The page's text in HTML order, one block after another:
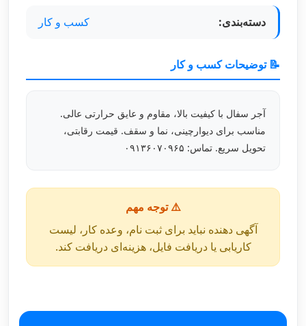
دسته‌بندی: کسب و کار
📝 توضیحات کسب و کار
آجر سفال با کیفیت بالا، مقاوم و عایق حرارتی عالی.
مناسب برای دیوارچینی، نما و سقف. قیمت رقابتی،
تحویل سریع. تماس: ۰۹۱۳۶۰۷۰۹۶۵
⚠️ توجه مهم
آگهی دهنده نباید برای ثبت نام، وعده کار، لیست
کاریابی یا دریافت فایل، هزینه‌ای دریافت کند.